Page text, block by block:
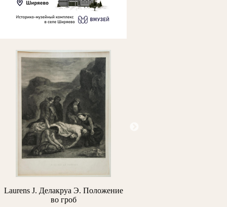
J. Делакруа Э. Положение
во гроб
Архипов М.В. Портрет